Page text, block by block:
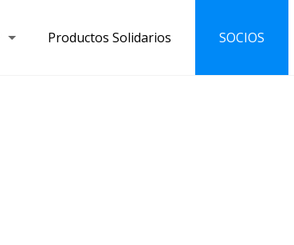
Productos Solidarios SOCIOS